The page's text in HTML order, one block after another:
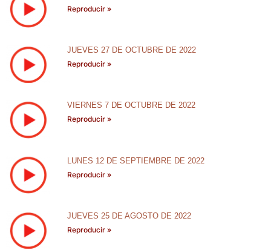
Reproducir »
JUEVES 27 DE OCTUBRE DE 2022
Reproducir »
VIERNES 7 DE OCTUBRE DE 2022
Reproducir »
LUNES 12 DE SEPTIEMBRE DE 2022
Reproducir »
JUEVES 25 DE AGOSTO DE 2022
Reproducir »